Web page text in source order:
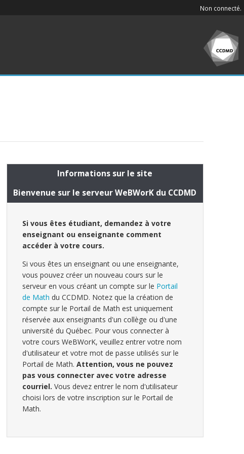
Non connecté.
Informations sur le site
Bienvenue sur le serveur WeBWorK du CCDMD
Si vous êtes étudiant, demandez à votre
enseignant ou enseignante comment
accéder à votre cours.
Si vous êtes un enseignant ou une enseignante,
vous pouvez créer un nouveau cours sur le
serveur en vous créant un compte sur le Portail
de Math du CCDMD. Notez que la création de
compte sur le Portail de Math est uniquement
réservée aux enseignants d'un collège ou d'une
université du Québec. Pour vous connecter à
votre cours WeBWorK, veuillez entrer votre nom
d'utilisateur et votre mot de passe utilisés sur le
Portail de Math. Attention, vous ne pouvez
pas vous connecter avec votre adresse
courriel. Vous devez entrer le nom d'utilisateur
choisi lors de votre inscription sur le Portail de
Math.